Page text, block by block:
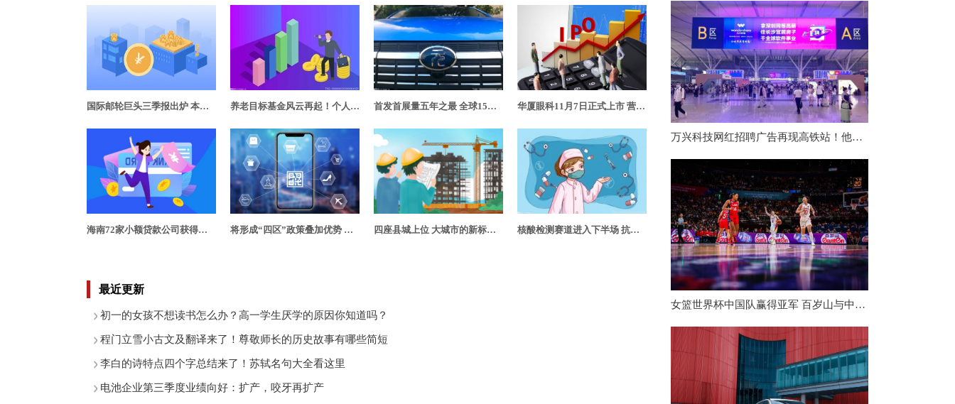
国际邮轮巨头三季报出炉 本土邮轮将成为一股新势力 养老目标基金风云再起！个人养老金投资或将开启公募基金新蓝海 首发首展量五年之最 全球15大汽车品牌同台比拼 华厦眼科11月7日正式上市 营收、净利同赛道排第二
海南72家小额贷款公司获得经营资质许可 提供新的经营启示 将形成“四区”政策叠加优势 北京海淀“两区”建设推介会走进上海进博会 四座县城上位 大城市的新标签带来哪些新考题? 核酸检测赛道进入下半场 抗原检测是否会接棒而行?
最近更新
初一的女孩不想读书怎么办？高一学生厌学的原因你知道吗？
程门立雪小古文及翻译来了！尊敬师长的历史故事有哪些简短
李白的诗特点四个字总结来了！苏轼名句大全看这里
电池企业第三季度业绩向好：扩产，咬牙再扩产
万兴科技网红招聘广告再现高铁站！他们到底为什么选择长沙？
女篮世界杯中国队赢得亚军 百岁山与中国体育相伴走向世界